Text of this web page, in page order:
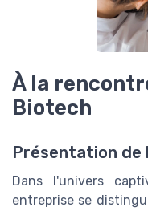
À la
Biotech
Présentation de
Dans l'univers
entreprise se